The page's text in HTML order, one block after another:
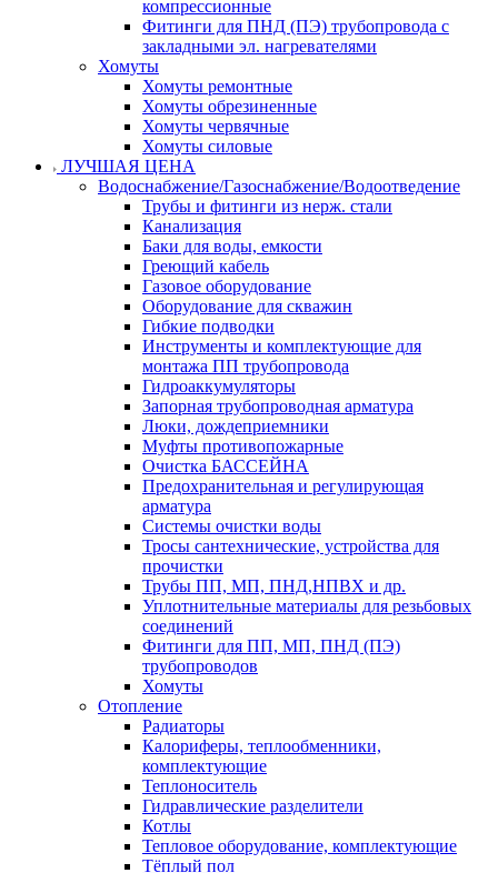
компрессионные
Фитинги для ПНД (ПЭ) трубопровода с
закладными эл. нагревателями
Хомуты
Хомуты ремонтные
Хомуты обрезиненные
Хомуты червячные
Хомуты силовые
ЛУЧШАЯ ЦЕНА
Водоснабжение/Газоснабжение/Водоотведение
Трубы и фитинги из нерж. стали
Канализация
Баки для воды, емкости
Греющий кабель
Газовое оборудование
Оборудование для скважин
Гибкие подводки
Инструменты и комплектующие для
монтажа ПП трубопровода
Гидроаккумуляторы
Запорная трубопроводная арматура
Люки, дождеприемники
Муфты противопожарные
Очистка БАССЕЙНА
Предохранительная и регулирующая
арматура
Системы очистки воды
Тросы сантехнические, устройства для
прочистки
Трубы ПП, МП, ПНД,НПВХ и др.
Уплотнительные материалы для резьбовых
соединений
Фитинги для ПП, МП, ПНД (ПЭ)
трубопроводов
Хомуты
Отопление
Радиаторы
Калориферы, теплообменники,
комплектующие
Теплоноситель
Гидравлические разделители
Котлы
Тепловое оборудование, комплектующие
Тёплый пол